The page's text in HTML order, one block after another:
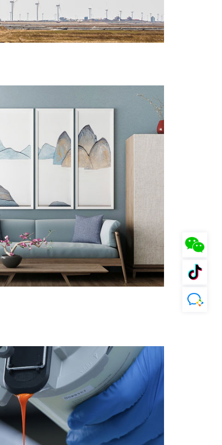
船舶及海洋工程
力/国家电网行业
公路与桥梁行业
管道行业
学工业防腐行业
石油化工行业